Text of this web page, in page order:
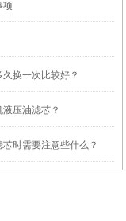
项
换一次比较好？
压油滤芯？
时需要注意些什么？